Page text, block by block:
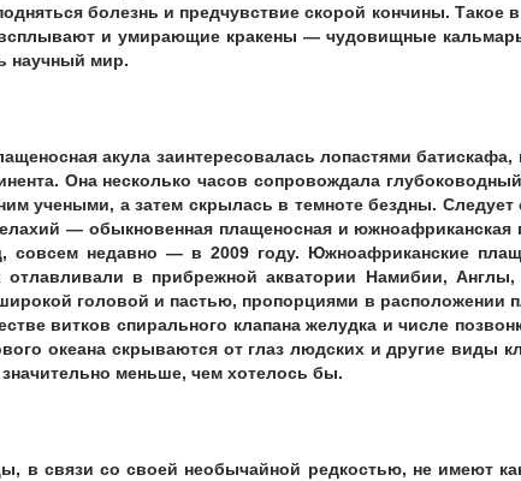
болезнь и предчувствие скорой кончины. Такое
и умирающие кракены — чудовищные
научный мир.
акула заинтересовалась лопастями
Она несколько часов сопровождала
учеными, а затем скрылась в темноте бездны. Следует
— обыкновенная плащеносная и южноафриканская
совсем недавно — в 2009 году. Южноафриканские
в прибрежной акватории Намибии,
головой и пастью, пропорциями в расположении
витков спирального клапана желудка и числе
океана скрываются от глаз людских и другие виды
меньше, чем хотелось бы.
в связи со своей необычайной редкостью, не имеют